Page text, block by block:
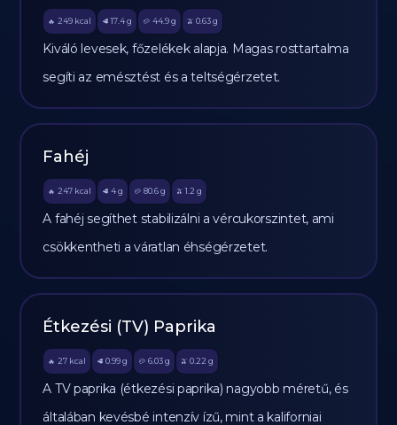
🔥 249 kcal 🥩 17.4 g 🥔 44.9g 🫒 0.63 g
Kiváló levesek, főzelékek alapja. Magas rosttartalma
segíti az emésztést és a teltségérzetet.
Fahéj
🔥 247 kcal 🥩 4 g 🥔 80.6g 🫒 1.2 g
A fahéj segíthet stabilizálni a vércukorszintet, ami
csökkentheti a váratlan éhségérzetet.
Étkezési (TV) Paprika
🔥 27 kcal 🥩 0.99 g 🥔 6.03g 🫒 0.22 g
A TV paprika (étkezési paprika) nagyobb méretű, és
általában kevésbé intenzív ízű, mint a kaliforniai